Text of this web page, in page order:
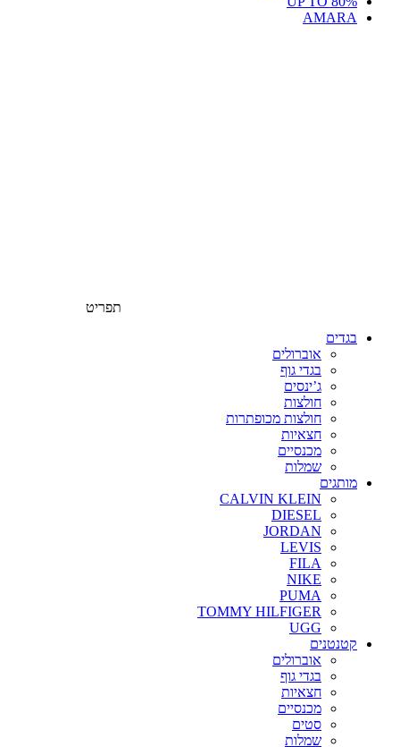
AMARA
תפריט
בגדים
אוברולים
בגדי גוף
ג’ינסים
חולצות
חולצות מכופתרות
חצאיות
מכנסיים
שמלות
מותגים
CALVIN KLEIN
DIESEL
JORDAN
LEVIS
FILA
NIKE
PUMA
TOMMY HILFIGER
UGG
קטנטנים
אוברולים
בגדי גוף
חצאיות
מכנסיים
סטים
שמלות